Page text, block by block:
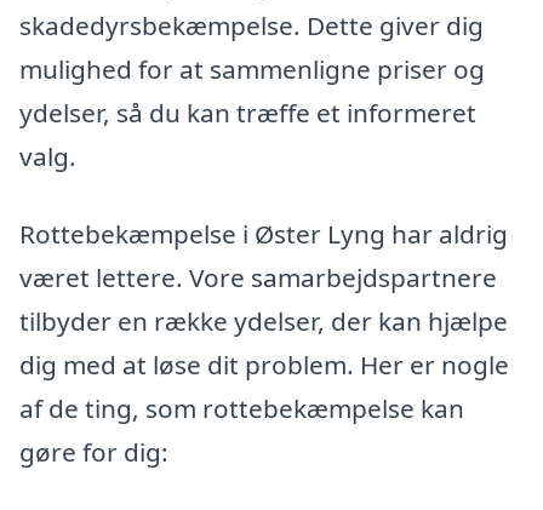
skadedyrsbekæmpelse. Dette giver dig
mulighed for at sammenligne priser og
ydelser, så du kan træffe et informeret
valg.
Rottebekæmpelse i Øster Lyng har aldrig
været lettere. Vore samarbejdspartnere
tilbyder en række ydelser, der kan hjælpe
dig med at løse dit problem. Her er nogle
af de ting, som rottebekæmpelse kan
gøre for dig: